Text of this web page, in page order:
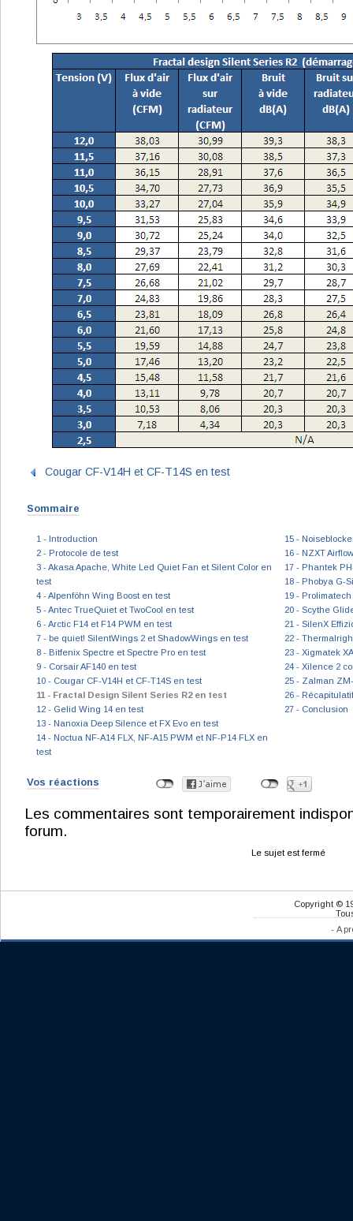
Cougar CF-V14H et CF-T14S en test
Sommaire
1 - Introduction
2 - Protocole de test
3 - Akasa Apache, White Led Quiet Fan et Silent Color en
test
4 - Alpenföhn Wing Boost en test
5 - Antec TrueQuiet et TwoCool en test
6 - Arctic F14 et F14 PWM en test
7 - be quiet! SilentWings 2 et ShadowWings en test
8 - Bitfenix Spectre et Spectre Pro en test
9 - Corsair AF140 en test
10 - Cougar CF-V14H et CF-T14S en test
11 - Fractal Design Silent Series R2 en test
12 - Gelid Wing 14 en test
13 - Nanoxia Deep Silence et FX Evo en test
14 - Noctua NF-A14 FLX, NF-A15 PWM et NF-P14 FLX en
test
15 -
16 - NZXT
17 - Phantek
18 - Phobya G-
19 -
20 - Scythe
21 - SilenX
22 -
23 - Xigmatek
24 - Xilence 2
25 - Zalman
26 -
27 - Conclusion
Vos réactions
Les commentaires sont temporairement
forum.
Le sujet est fermé
Copyright ©
- A